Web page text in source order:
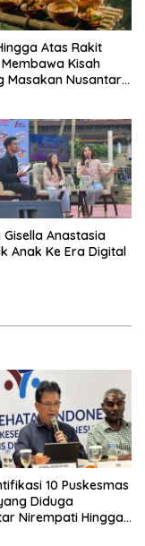
Atas Rakit
Kisah
Masakan Nusantara
Gisella Anastasia
Anak Ke Era Digital
10 Puskesmas
Diduga
Nirempati Hingga